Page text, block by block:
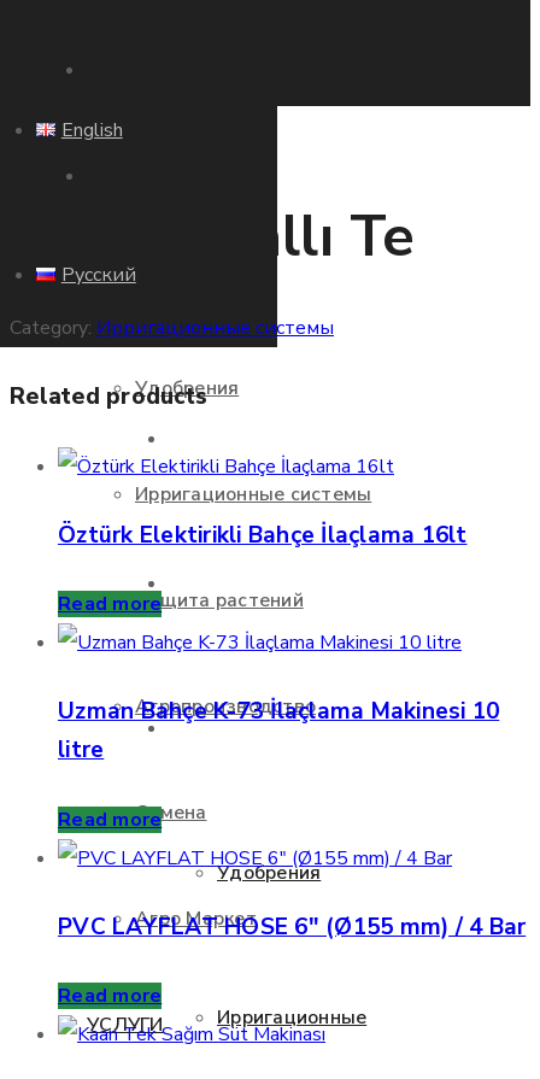
ПРОДУКТЫ
Удобрения
Ирригационные системы
Защита растений
Агропроизводство
Семена
Агро Маркет
УСЛУГИ
English
Русский
ПРОДУКТЫ
Удобрения
Ирригационные
PE Mandallı Te
Category: Ирригационные системы
Related products
Öztürk Elektirikli Bahçe İlaçlama 16lt
Read more
Uzman Bahçe K-73 İlaçlama Makinesi 10
litre
Read more
PVC LAYFLAT HOSE 6″ (Ø155 mm) / 4 Bar
Read more